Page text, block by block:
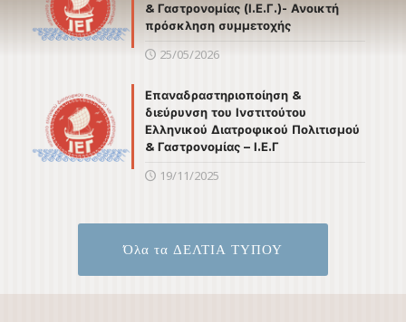
& Γαστρονομίας (Ι.Ε.Γ.)- Ανοικτή
πρόσκληση συμμετοχής
25/05/2026
Επαναδραστηριοποίηση &
διεύρυνση του Ινστιτούτου
Ελληνικού Διατροφικού Πολιτισμού
& Γαστρονομίας – Ι.Ε.Γ
19/11/2025
Όλα τα ΔΕΛΤΙΑ ΤΥΠΟΥ